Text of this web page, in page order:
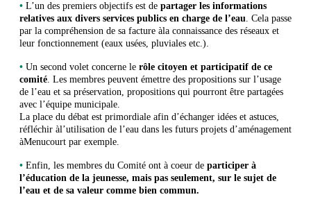
• L’un des premiers objectifs est de partager les informations
relatives aux divers services publics en charge de l’eau. Cela passe
par la compréhension de sa facture àla connaissance des réseaux et
leur fonctionnement (eaux usées, pluviales etc.).
• Un second volet concerne le rôle citoyen et participatif de ce
comité. Les membres peuvent émettre des propositions sur l’usage
de l’eau et sa préservation, propositions qui pourront être partagées
avec l’équipe municipale.
La place du débat est primordiale afin d’échanger idées et astuces,
réfléchir àl’utilisation de l’eau dans les futurs projets d’aménagement
àMenucourt par exemple.
• Enfin, les membres du Comité ont à coeur de participer à
l’éducation de la jeunesse, mais pas seulement, sur le sujet de
l’eau et de sa valeur comme bien commun.